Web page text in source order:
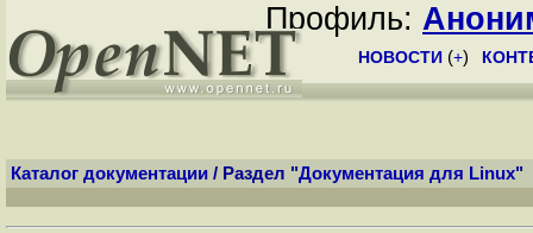
Профиль:
НОВОСТИ (+)
Каталог документации / Раздел "Документация для Linux"